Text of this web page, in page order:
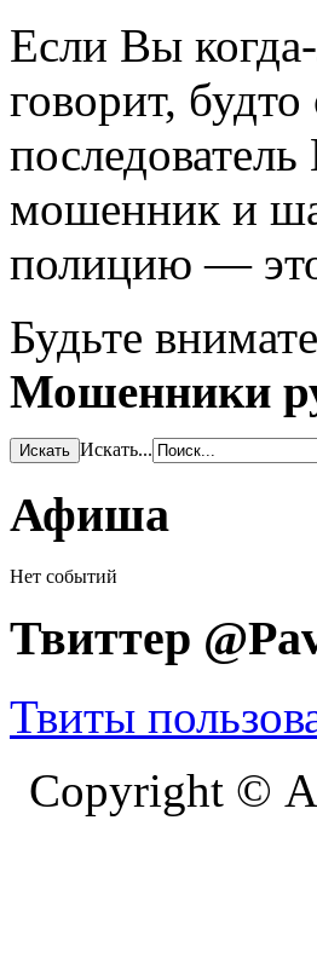
Если Вы
говорит,
мошенник и
полицию —
Будьте
Мошенники
Искать...
Афиша
Нет событий
Твиттер
Твиты
Copyright ©